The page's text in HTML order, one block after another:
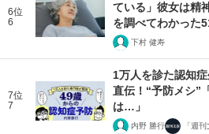
6位
6
ている」彼女は精
を調べてわかった
下村 健寿
7位
7
1万人を診た認知
直伝！“予防メシ”
は…」
内野 勝行 「週